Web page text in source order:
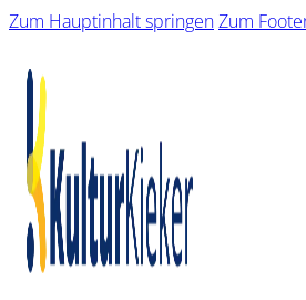
Zum Hauptinhalt springenZum